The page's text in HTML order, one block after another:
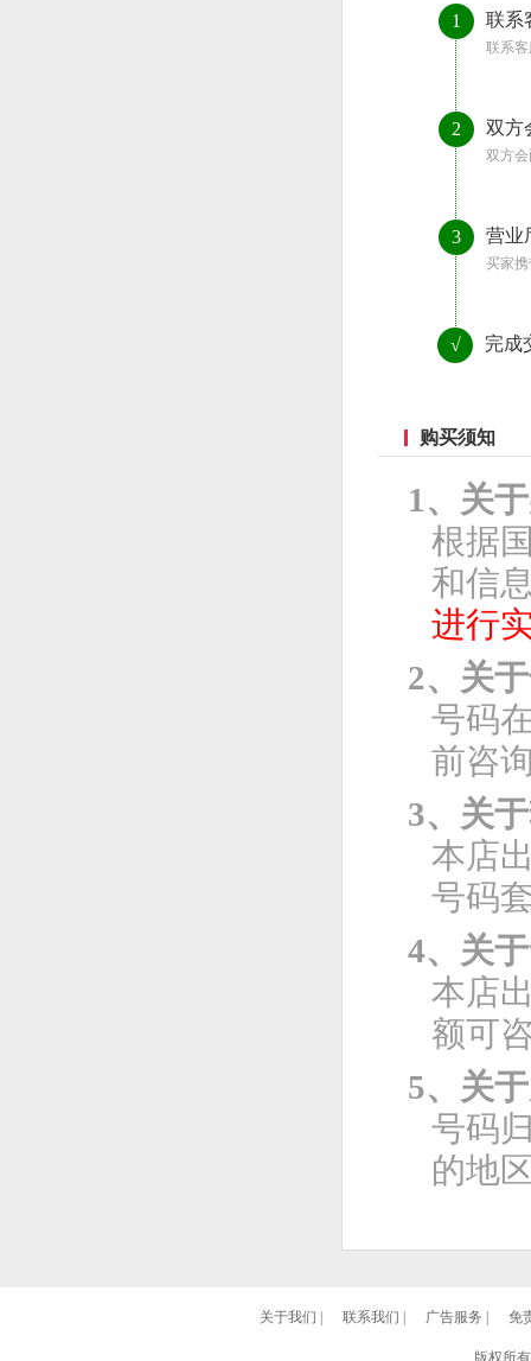
1 联系
联系
2 双方
双方
3 营业
买家
√ 完成
购买须知
1、关
根据
和信
进行
2、关
号码
前咨
3、关
本店
号码
4、关
本店
额可
5、关
号码
的地
关于我们 联系我们 广告服务 免
版权所